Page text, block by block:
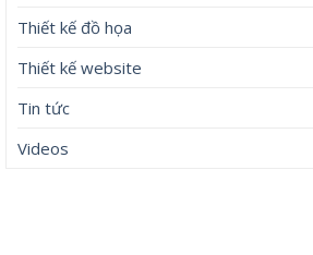
Thiết kế đồ họa
Thiết kế website
Tin tức
Videos